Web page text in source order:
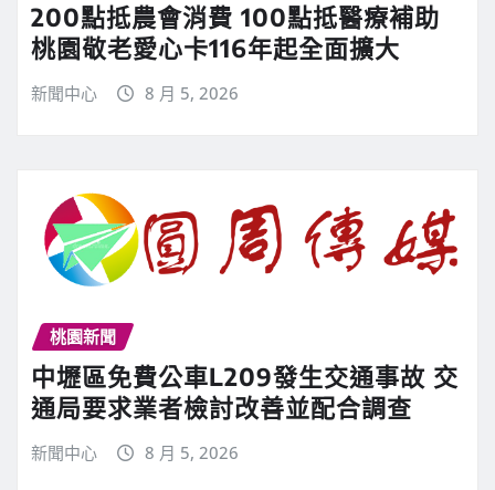
200點抵農會消費 100點抵醫療補助
桃園敬老愛心卡116年起全面擴大
新聞中心 8 月 5, 2026
桃園新聞
中壢區免費公車L209發生交通事故 交
通局要求業者檢討改善並配合調查
新聞中心 8 月 5, 2026